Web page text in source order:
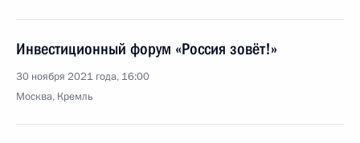
Инвестиционный форум «Россия зовёт!»
30 ноября 2021 года, 16:00
Москва, Кремль